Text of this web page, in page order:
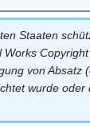
Staaten
von
wurde